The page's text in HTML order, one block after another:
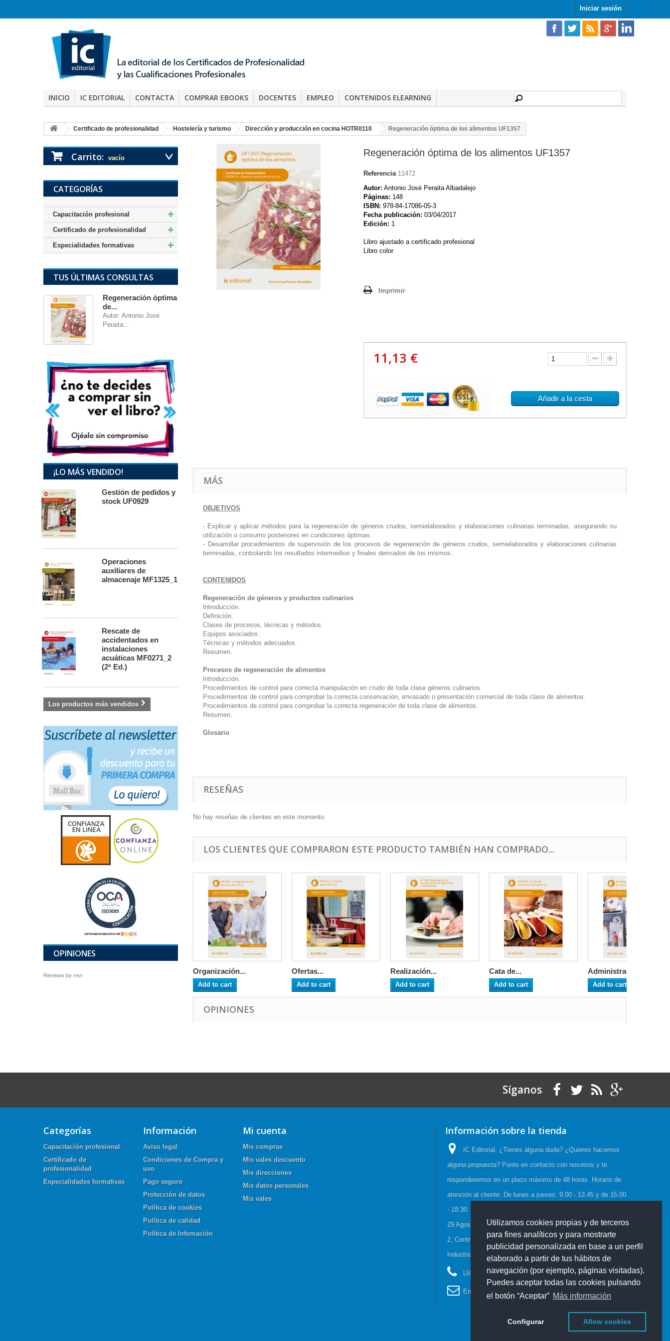
Utilizamos cookies propias y de terceros
para fines analíticos y para mostrarte
publicidad personalizada en base a un perfil
elaborado a partir de tus hábitos de
navegación (por ejemplo, páginas visitadas).
Puedes aceptar todas las cookies pulsando
el botón “Aceptar” Más información
Configurar Allow cookies
Iniciar sesión
INICIO IC EDITORIAL CONTACTA COMPRAR EBOOKS DOCENTES EMPLEO CONTENIDOS ELEARNING
Certificado de profesionalidad Hostelería y turismo Dirección y producción en cocina HOTR0110 Regeneración óptima de los alimentos UF1357
Carrito: vacío
CATEGORÍAS
Capacitación profesional
Certificado de profesionalidad
Especialidades formativas
TUS ÚLTIMAS CONSULTAS
Regeneración óptima
de...
Autor: Antonio José
Peraita...
¡LO MÁS VENDIDO!
Gestión de pedidos y
stock UF0929
Operaciones
auxiliares de
almacenaje MF1325_1
Rescate de
accidentados en
instalaciones
acuáticas MF0271_2
(2ª Ed.)
Los productos más vendidos
OPINIONES
Reviews by revi
Regeneración óptima de los alimentos UF1357
Referencia 11472
Autor: Antonio José Peraita Albadalejo
Páginas: 148
ISBN: 978-84-17086-05-3
Fecha publicación: 03/04/2017
Edición: 1
Libro ajustado a certificado profesional
Libro color
Imprimir
11,13 €
Añadir a la cesta
MÁS
OBJETIVOS
- Explicar y aplicar métodos para la regeneración de géneros crudos, semielaborados y elaboraciones culinarias terminadas, asegurando su
utilización o consumo posteriores en condiciones óptimas.
- Desarrollar procedimientos de supervisión de los procesos de regeneración de géneros crudos, semielaborados y elaboraciones culinarias
terminadas, controlando los resultados intermedios y finales derivados de los mismos.
CONTENIDOS
Regeneración de géneros y productos culinarios
Introducción.
Definición.
Clases de procesos, técnicas y métodos.
Equipos asociados.
Técnicas y métodos adecuados.
Resumen.
Procesos de regeneración de alimentos
Introducción.
Procedimientos de control para correcta manipulación en crudo de toda clase géneros culinarios.
Procedimientos de control para comprobar la correcta conservación, envasado o presentación comercial de toda clase de alimentos.
Procedimientos de control para comprobar la correcta regeneración de toda clase de alimentos.
Resumen.
Glosario
RESEÑAS
No hay reseñas de clientes en este momento.
LOS CLIENTES QUE COMPRARON ESTE PRODUCTO TAMBIÉN HAN COMPRADO...
Organización...
Add to cart
Ofertas...
Add to cart
Realización...
Add to cart
Cata de...
Add to cart
Administraci...
Add to cart
OPINIONES
Síganos
Categorías
Capacitación profesional
Certificado de
profesionalidad
Especialidades formativas
Información
Aviso legal
Condiciones de Compra y
uso
Pago seguro
Protección de datos
Política de cookies
Política de calidad
Política de Infomación
Mi cuenta
Mis compras
Mis vales descuento
Mis direcciones
Mis datos personales
Mis vales
Información sobre la tienda
IC Editorial, ¿Tienes alguna duda? ¿Quieres hacernos
alguna propuesta? Ponte en contacto con nosotros y te
responderemos en un plazo máximo de 48 horas. Horario de
atención al cliente: De lunes a jueves: 9.00 - 13.45 y de 15.00
- 18:30. Viernes: 9.00 - 15.00, Horario de Verano:(23 Junio a
29 Agosto) De lunes a viernes: 08:00-15:00, C/Cueva de Viera
2, Centro de negocios CADI, Edf. Antequera local 3 Polígono
Industrial de Antequera 29200 Antequera España
Llámanos ahora:952 70 60 04
Email: info@iceditorial.com